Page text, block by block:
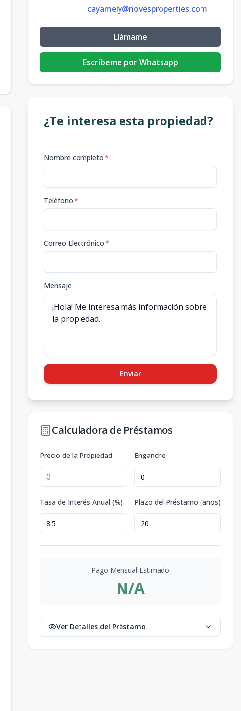
cayamely@novesproperties.com
Llámame
Escribeme por Whatsapp
¿Te interesa esta propiedad?
Nombre completo*
Teléfono*
Correo Electrónico*
Mensaje
Enviar
Calculadora de Préstamos
Precio de la Propiedad Enganche
Tasa de Interés Anual (%) Plazo del Préstamo (años)
Pago Mensual Estimado
N/A
Ver Detalles del Préstamo